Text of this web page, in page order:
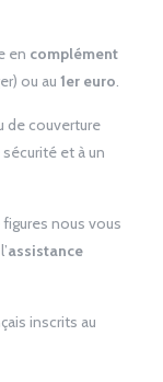
en complément
ou au 1ereuro
de couverture
et à un
nous vous
assistance
inscrits au